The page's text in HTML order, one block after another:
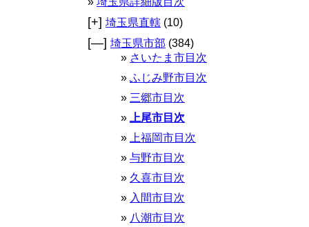
[+] 埼玉県直轄 (10)
[—] 埼玉県市部 (384)
さいたま市目次
ふじみ野市目次
三郷市目次
上尾市目次
上福岡市目次
与野市目次
久喜市目次
入間市目次
八潮市目次